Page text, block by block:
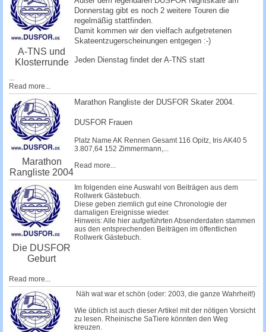
A-TNS und
Klosterrunde
Donnerstag gibt es noch 2 weitere Touren die
regelmäßig stattfinden.
Damit kommen wir den vielfach aufgetretenen
Skateentzugerscheinungen entgege­n :-)
Jeden Dienstag findet der A-TNS statt
...
Read more...
Marathon
Rangliste 2004
Marathon Rangliste der DUSFOR Skater 2004.
DUSFOR Frauen
Platz Name AK Rennen Gesamt 116 Opitz, IrisAK40 5
3.807,64 152 Zimmermann,...
Read more...
Die DUSFOR
Geburt
Im folgenden eine Auswahl von Beiträgen aus dem
Rollwerk Gästebuch.
Diese geben ziemlich gut eine Chronologie der
damaligen Ereignisse wieder.
Hinweis: Alle hier aufgeführten Absenderdaten stammen
aus den entsprechenden Beiträgen im öffentlichen
Rollwerk Gästebuch.
Read more...
Näh wat war et schön (oder: 2003, die ganze Wahrheit!)
Wie üblich ist auch dieser Artikel mit der nötigen Vorsicht
zu lesen. Rheinische SaTiere könnten den Weg
kreuzen.